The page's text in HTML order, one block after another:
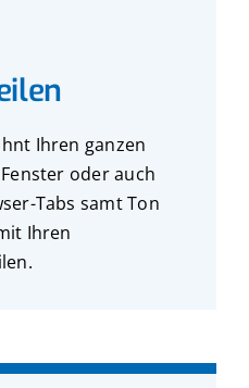
Ihren ganzen
oder auch
Tabs samt Ton
Ihren